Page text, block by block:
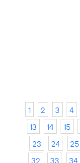
1 2 3 4
13
14 15
23
24 25
32
33 34